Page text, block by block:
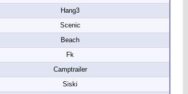
Hang3
Scenic
Beach
Fk
Camptrailer
Siski